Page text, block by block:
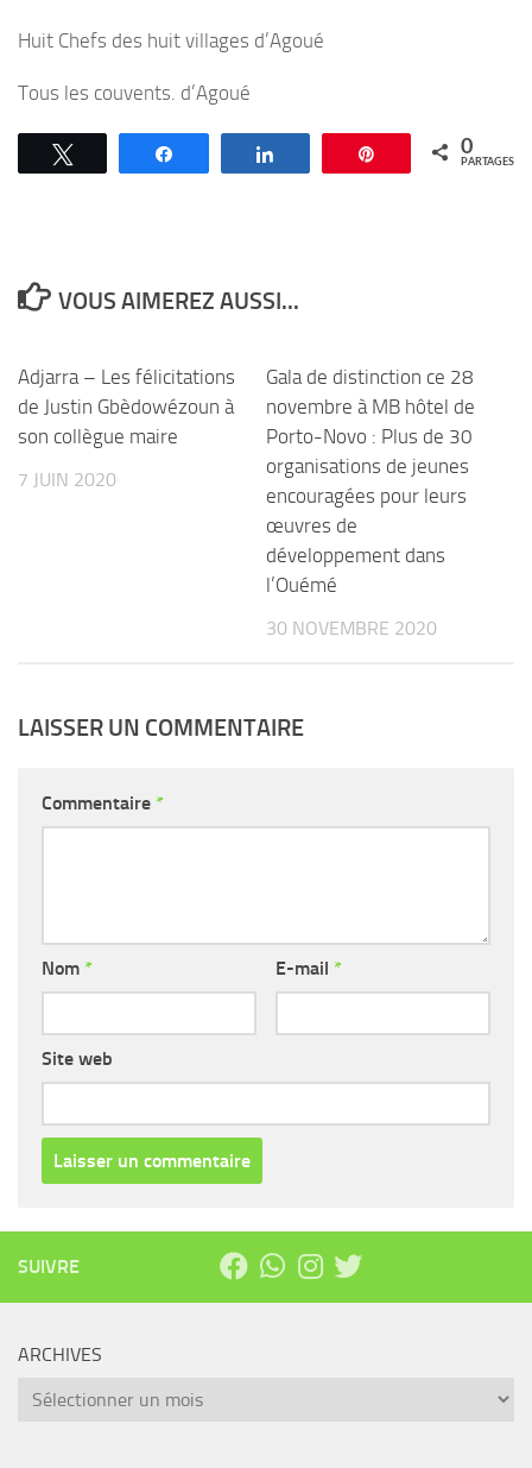
Huit Chefs des huit villages d’Agoué
Tous les couvents. d’Agoué
Épingle 0
PARTAGES
VOUS AIMEREZ AUSSI...
Adjarra – Les félicitations
de Justin Gbèdowézoun à
son collègue maire
7 JUIN 2020
Gala de distinction ce 28
novembre à MB hôtel de
Porto-Novo : Plus de 30
organisations de jeunes
encouragées pour leurs
œuvres de
développement dans
l’Ouémé
30 NOVEMBRE 2020
LAISSER UN COMMENTAIRE
Commentaire *
Nom * E-mail *
Site web
SUIVRE
ARCHIVES
Archives